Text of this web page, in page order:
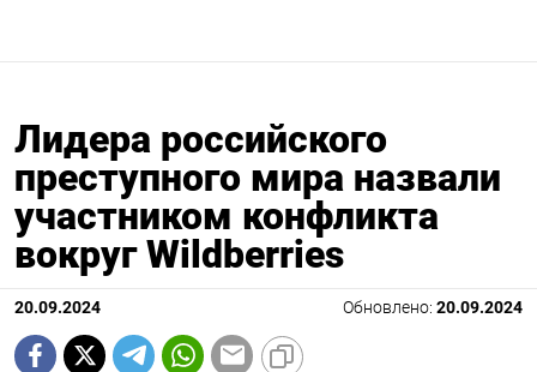
Лидера российского
преступного мира назвали
участником конфликта
вокруг Wildberries
20.09.2024 Обновлено: 20.09.2024